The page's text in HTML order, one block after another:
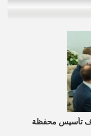
تأسيس محفظة